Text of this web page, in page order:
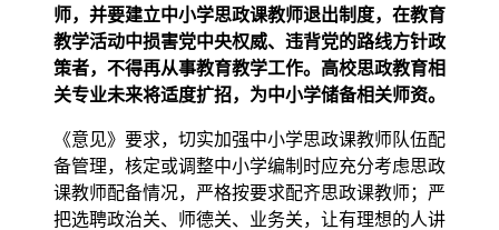
师，并要建立中小学思政课教师退出制度，在教育
教学活动中损害党中央权威、违背党的路线方针政
策者，不得再从事教育教学工作。高校思政教育相
关专业未来将适度扩招，为中小学储备相关师资。
《意见》要求，切实加强中小学思政课教师队伍配
备管理，核定或调整中小学编制时应充分考虑思政
课教师配备情况，严格按要求配齐思政课教师；严
把选聘政治关、师德关、业务关，让有理想的人讲